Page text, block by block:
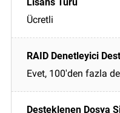
Ücretli
Evet, 100'den fazla